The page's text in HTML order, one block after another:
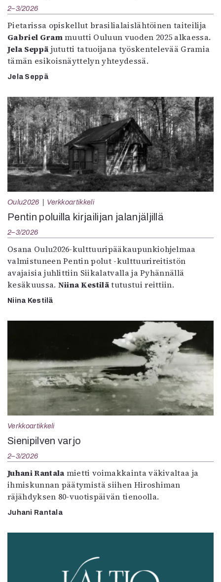
2–3/2026
Pietarissa opiskellut brasilialaislähtöinen taiteilija
Gabriel Grammuutti Ouluun vuoden 2025 alkaessa.
Jela Seppä jututti tatuoijana työskentelevää Gramia
tämän esikoisnäyttelyn yhteydessä.
Jela Seppä
Oulu2026 Verkkoartikkeli
Pentin poluilla kirjailijan jalanjäljillä
2–3/2026
Osana Oulu2026-kulttuuripääkaupunkiohjelmaa
valmistuneen Pentin polut -kulttuurireitistön
avajaisia juhlittiin Siikalatvalla ja Pyhännällä
kesäkuussa. Niina Kestilätutustui reittiin.
Niina Kestilä
Verkkoartikkeli
Sienipilven varjo
2–3/2026
Juhani Rantala mietti voimakkainta väkivaltaa ja
ihmiskunnan päätymistä siihen Hiroshiman
räjähdyksen 80-vuotispäivän tienoolla.
Juhani Rantala